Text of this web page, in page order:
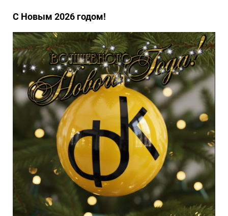
С Новым 2026 годом!